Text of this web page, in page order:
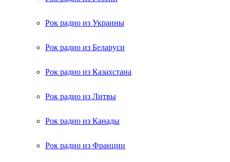
Рок радио из Украины
Рок радио из Беларуси
Рок радио из Казахстана
Рок радио из Литвы
Рок радио из Канады
Рок радио из Франции